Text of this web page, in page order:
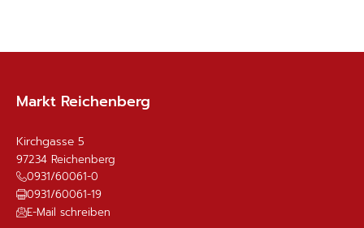
Markt Reichenberg
Kirchgasse 5
97234 Reichenberg
0931/60061-0
0931/60061-19
E-Mail schreiben